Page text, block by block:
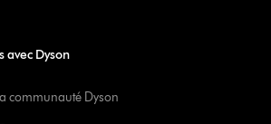
avec Dyson
communauté Dyson